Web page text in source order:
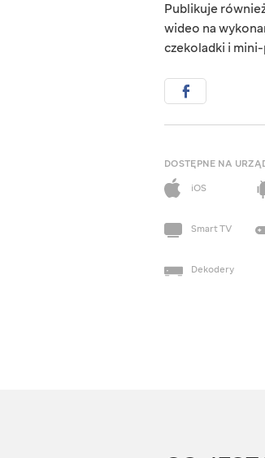
Publikuje
wideo na
czekoladki i mini-
DOSTĘPNE NA
iOS
Smart TV
Dekodery